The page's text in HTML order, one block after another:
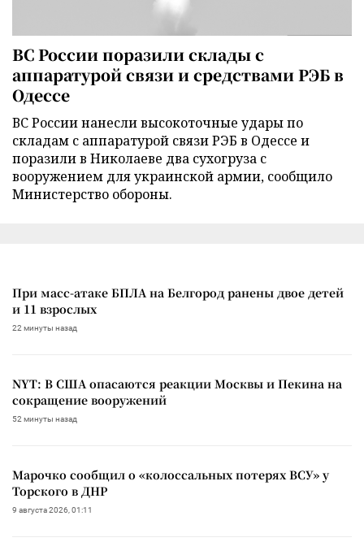
ВС России поразили склады с
аппаратурой связи и средствами РЭБ в
Одессе
ВС России нанесли высокоточные удары по
складам с аппаратурой связи РЭБ в Одессе и
поразили в Николаеве два сухогруза с
вооружением для украинской армии, сообщило
Министерство обороны.
При масс-атаке БПЛА на Белгород ранены двое детей
и 11 взрослых
22 минуты назад
NYT: В США опасаются реакции Москвы и Пекина на
сокращение вооружений
52 минуты назад
Марочко сообщил о «колоссальных потерях ВСУ» у
Торского в ДНР
9 августа 2026, 01:11